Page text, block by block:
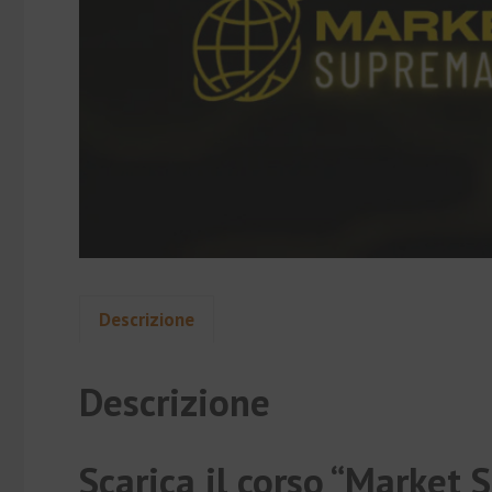
Descrizione
Descrizione
Scarica il corso “Market